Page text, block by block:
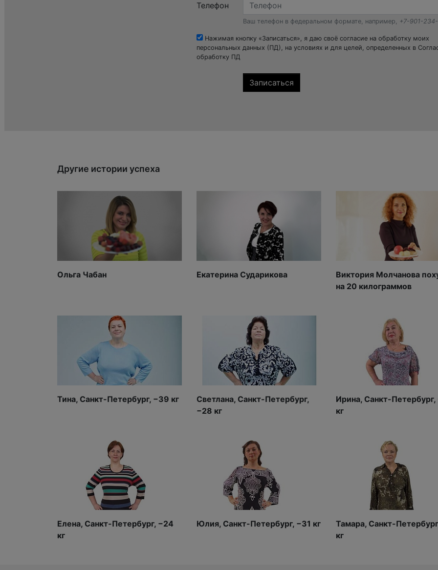
Телефон
Ваш телефон в федеральном формате, например, +7-901-
Нажимая кнопку «Записаться», я даю своё согласие на обработку моих
персональных данных (ПД), на условиях и для целей, определенных в
обработку ПД
Другие истории успеха
Ольга Чабан Екатерина Сударикова
Виктория Молчанова
на 20 килограммов
Тина, Санкт-Петербург, −39 кг
Светлана, Санкт-Петербург,
−28 кг
Ирина, Санкт-Петербург,
кг
Елена, Санкт-Петербург, −24
кг
Юлия, Санкт-Петербург, −31 кг
Тамара, Санкт-
кг